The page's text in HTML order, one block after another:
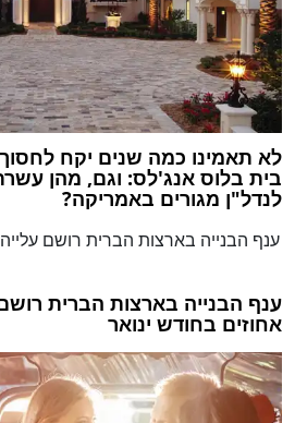
לא תאמינו כמה שנים יקח
בית בלוס אנג'לס: וגם, מהן
לנדל"ן מגורים באמריקה?
אחוזים בחודש ינואר